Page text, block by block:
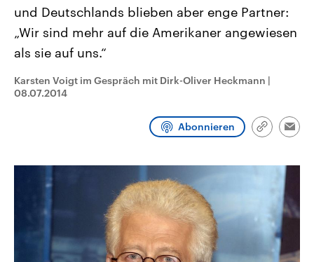
Umfragen, Prognosen,
Wahlprogramme, aktuelle Berichte
und Hintergründe zu den Parteien
und Kandidaten der anstehenden
Wahl.
Sendungen Programm Podcasts
und Deutschlands blieben aber enge Partner:
„Wir sind mehr auf die Amerikaner angewiesen
als sie auf uns.“
Karsten Voigt im Gespräch mit Dirk-Oliver Heckmann |
08.07.2014
Abonnieren
Link